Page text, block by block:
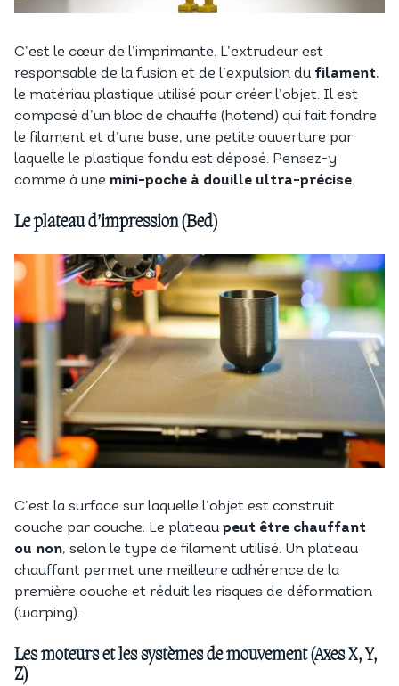
C’est le cœur de l’imprimante. L’extrudeur est
responsable de la fusion et de l’expulsion du filament,
le matériau plastique utilisé pour créer l’objet. Il est
composé d’un bloc de chauffe (hotend) qui fait fondre
le filament et d’une buse, une petite ouverture par
laquelle le plastique fondu est déposé. Pensez-y
comme à une mini-poche à douille ultra-précise.
Le plateau d’impression (Bed)
C’est la surface sur laquelle l’objet est construit
couche par couche. Le plateau peut être chauffant
ou non, selon le type de filament utilisé. Un plateau
chauffant permet une meilleure adhérence de la
première couche et réduit les risques de déformation
(warping).
Les moteurs et les systèmes de mouvement (Axes X, Y,
Z)